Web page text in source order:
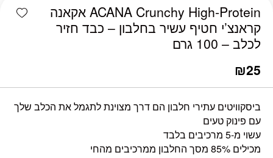
ACANA Crunchy High-Protein אקאנה
קראנצ’י חטיף עשיר בחלבון – כבד חזיר
לכלב – 100 גרם
₪25
ביסקוויטים עתירי חלבון הם דרך מצוינת לתגמל את הכלב שלך
עם פינוק טעים
עשוי מ-5 מרכיבים בלבד
מכילים 85% מסך החלבון ממרכיבים מהחי